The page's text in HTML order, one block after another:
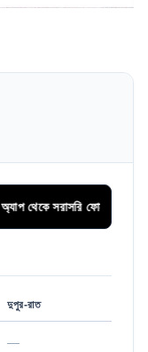
সরাসরি ফোন কলের
দুপুর-রাত
—